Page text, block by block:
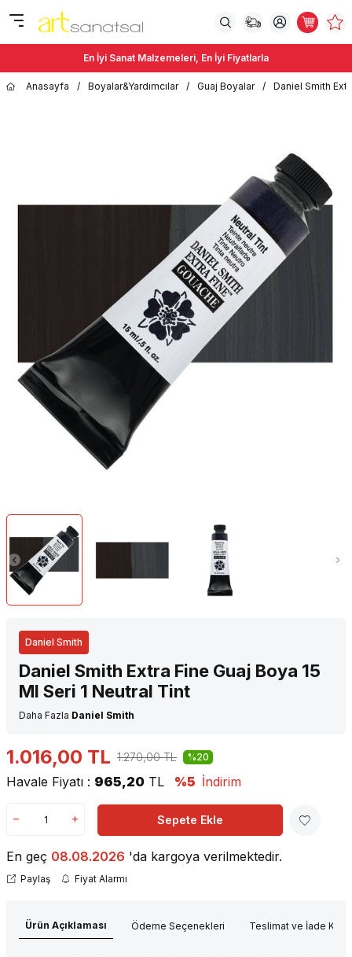
En İyi Sanat Malzemeleri, En İyi Fiyatlarla
Anasayfa / Boyalar&Yardımcılar / Guaj Boyalar / Daniel Smith
Daniel Smith
Daniel Smith Extra Fine Guaj Boya 15
Ml Seri 1 Neutral Tint
Daha Fazla Daniel Smith
1.016,00 TL 1.270,00TL %20
Havale Fiyatı : 965,20 TL %5 İndirim
Sepete Ekle
En geç 08.08.2026 'da kargoya verilmektedir.
Paylaş Fiyat Alarmı
Ürün Açıklaması Ödeme Seçenekleri Teslimat ve İade